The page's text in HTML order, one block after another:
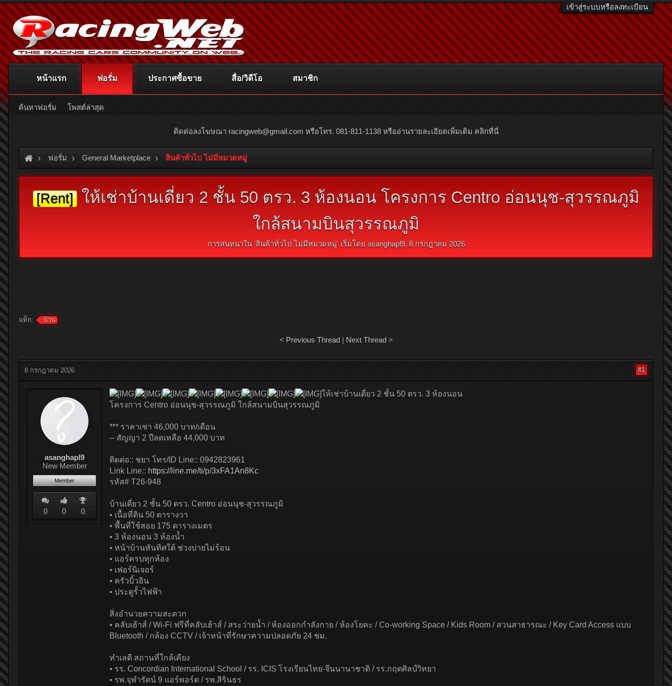
เข้าสู่ระบบหรือลงทะเบียน
ติดต่อลงโฆษณา racingweb@gmail.com หรือโทร. 081-811-1138 หรืออ่านรายละเอียดเพิ่มเติม คลิกที่นี่
ฟอรั่ม General Marketplace สินค้าทั่วไป ไม่มีหมวดหมู่
[Rent] ให้เช่าบ้านเดี่ยว 2 ชั้น 50 ตรว. 3 ห้องนอน โครงการ Centro อ่อนนุช-สุวรรณภูมิ
ใกล้สนามบินสุวรรณภูมิ
การสนทนาใน 'สินค้าทั่วไป ไม่มีหมวดหมู่' เริ่มโดย asanghapl9, 8 กรกฎาคม 2026
แท็ก: บ้าน
< Previous Thread| Next Thread>
8 กรกฎาคม 2026 #1
asanghapl9
New Member
Member
0 0 0
ให้เช่าบ้านเดี่ยว 2 ชั้น 50 ตรว. 3 ห้องนอน
โครงการ Centro อ่อนนุช-สุวรรณภูมิ ใกล้สนามบินสุวรรณภูมิ
*** ราคาเช่า 46,000 บาท/เดือน
-- สัญญา 2 ปีลดเหลือ 44,000 บาท
ติดต่อ:: ชยา โทร/ID Line:: 0942823961
Link Line:: https://line.me/ti/p/3xFA1An8Kc
รหัส# T26-948
บ้านเดี่ยว 2 ชั้น 50 ตรว. Centro อ่อนนุช-สุวรรณภูมิ
• เนื้อที่ดิน 50 ตารางวา
• พื้นที่ใช้สอย 175 ตารางเมตร
• 3 ห้องนอน 3 ห้องน้ำ
• หน้าบ้านหันทิศใต้ ช่วงบ่ายไม่ร้อน
• แอร์ครบทุกห้อง
• เฟอร์นิเจอร์
• ครัวบิ้วอิน
• ประตูรั้วไฟฟ้า
สิ่งอำนวยความสะดวก
• คลับเฮ้าส์ / Wi-Fi ฟรีที่คลับเฮ้าส์ / สระว่ายนํ้า / ห้องออกกำลังกาย / ห้องโยคะ / Co-working Space / Kids Room / สวนสาธารณะ / Key Card Access แบบ
Bluetooth / กล้อง CCTV / เจ้าหน้าที่รักษาความปลอดภัย 24 ชม.
ทำเลดี สถานที่ใกล้เคียง
• รร. Concordian International School / รร. ICIS โรงเรียนไทย-จีนนานาชาติ / รร.กฤตศิลป์วิทยา
• รพ.จุฬารัตน์ 9 แอร์พอร์ต / รพ.สิรินธร
หน้าแรก ฟอรั่ม
ค้นหาฟอรั่ม โพสต์ล่าสุด
ประกาศซื้อขาย สื่อ/วิดีโอ สมาชิก